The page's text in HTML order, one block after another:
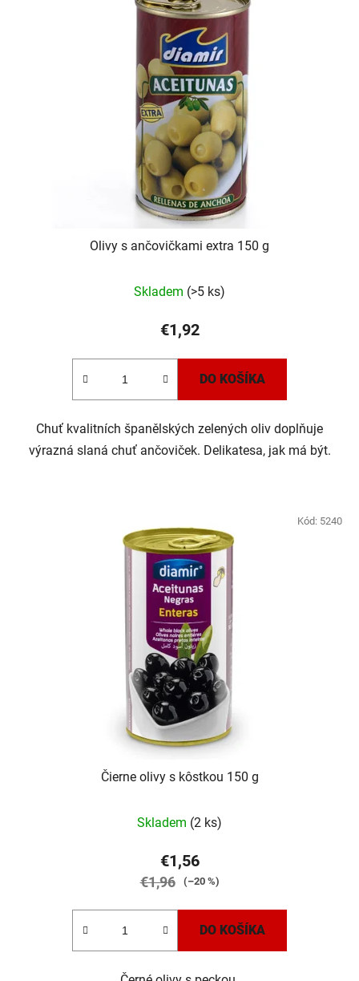
Olivy s ančovičkami extra 150 g
Skladem (>5 ks)
€1,92
DO KOŠÍKA
Chuť kvalitních španělských zelených oliv doplňuje
výrazná slaná chuť ančoviček. Delikatesa, jak má být.
Čierne olivy s kôstkou 150 g
Skladem (2 ks)
€1,56
€1,96 (–20 %)
DO KOŠÍKA
Kód: 5240